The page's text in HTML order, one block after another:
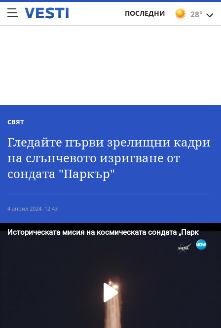
28°
ПОСЛЕДНИ
СВЯТ
Гледайте първи зрелищни кадри
на слънчевото изригване от
сондата "Паркър"
4 април 2024, 12:43